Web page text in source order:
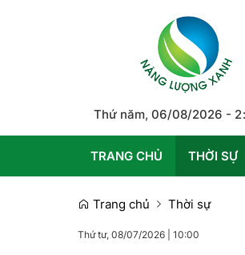
Thứ năm, 06/08/2026 - 2:
TRANG CHỦ THỜI SỰ
Trong nước
Trang chủ Thời sự
Thứ tư, 08/07/2026 10:00